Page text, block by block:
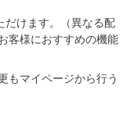
だけます。（異なる配
客様におすすめの機能
もマイページから行う